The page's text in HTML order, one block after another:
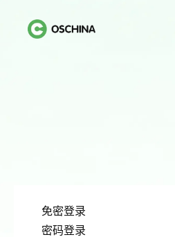
免密登录
密码登录